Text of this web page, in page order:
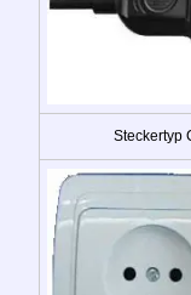
Steckertyp